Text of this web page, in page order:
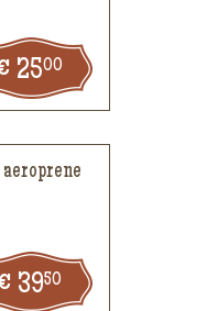
2500
3950